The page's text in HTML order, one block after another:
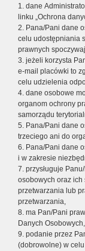
1. dane
linku „Ochrona
2. Pana/Pani dane
celu udostępniania
prawnych
3. jeżeli korzysta
e-mail placówki to
celu udzielenia
4. dane osobowe
organom ochrony
samorządu
5. Pana/Pani dane
trzeciego ani do
6. Pana/Pani dane
i w zakresie
7. przysługuje
osobowych oraz
przetwarzania lub
przetwarzania,
8. ma Pan/Pani
Danych Osobowych,
9. podanie przez
(dobrowolne) w